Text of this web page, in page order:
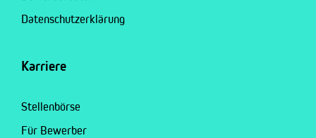
Datenschutzerklärung
Karriere
Stellenbörse
Für Bewerber